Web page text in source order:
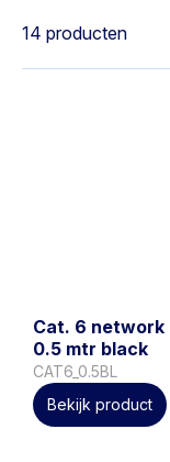
14 producten
Cat. 6 network
0.5 mtr black
CAT6_0.5BL
Bekijk product